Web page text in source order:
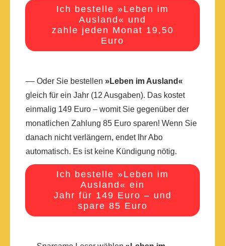
Ich bestelle »Leben im
Ausland« und
zahle jeden Monat 19,50
Euro
–– Oder Sie bestellen »Leben im Ausland«
gleich für ein Jahr (12 Ausgaben). Das kostet
einmalig 149 Euro – womit Sie gegenüber der
monatlichen Zahlung 85 Euro sparen! Wenn Sie
danach nicht verlängern, endet Ihr Abo
automatisch. Es ist keine Kündigung nötig.
Ich bestelle »Leben im
Ausland« ein
Jahr für 149 Euro – und
spare 85 Euro